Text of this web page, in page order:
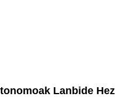
Lanbide